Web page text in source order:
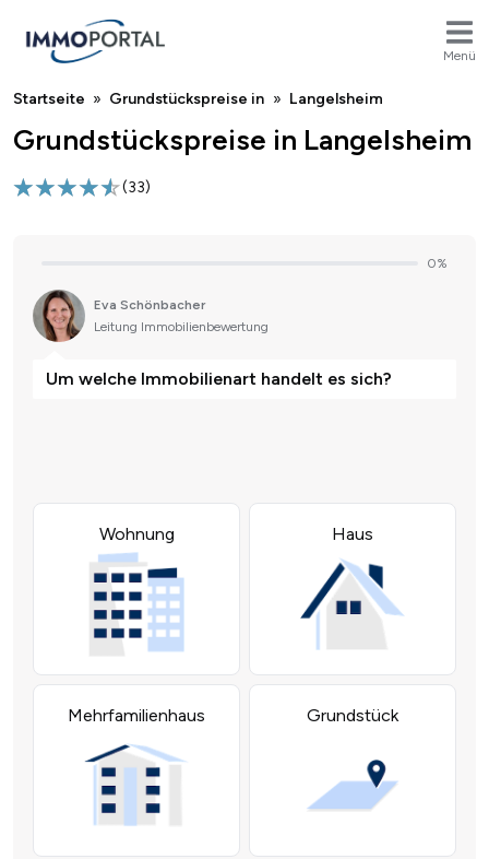
Menü
Breadcrumb
Startseite Grundstückspreise in Langelsheim
Grundstückspreise in Langelsheim
(33)